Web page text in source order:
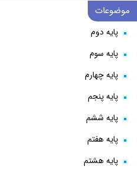
موضوعات
پایه دوم
پایه سوم
پایه چهارم
پایه پنجم
پایه ششم
پایه هفتم
پایه هشتم